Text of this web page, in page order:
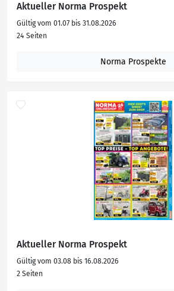
Aktueller Norma Prospekt
Gültig vom 01.07 bis 31.08.2026
24 Seiten
Norma Prospekte
Aktueller Norma Prospekt
Gültig vom 03.08 bis 16.08.2026
2 Seiten